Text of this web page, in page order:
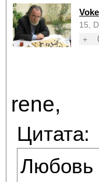
15,
+
rene,
Цитата:
Любовь